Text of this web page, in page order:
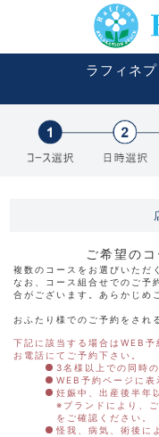
ラフィネ
ご希望の
複数のコースをお選びいただ
なお、コース組合せでのご予
合がございます。あらかじめ
おふたり様でのご予約をされ
下記に該当する場合はWEB
お電話にてご予約下さい。
3名様以上での同時
WEB予約ページに表
妊娠中、出産後半年
※ブランドにより、
をご確認ください。
怪我、病気、術後に